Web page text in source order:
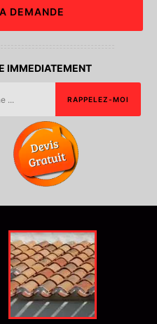
IMMEDIATEMENT